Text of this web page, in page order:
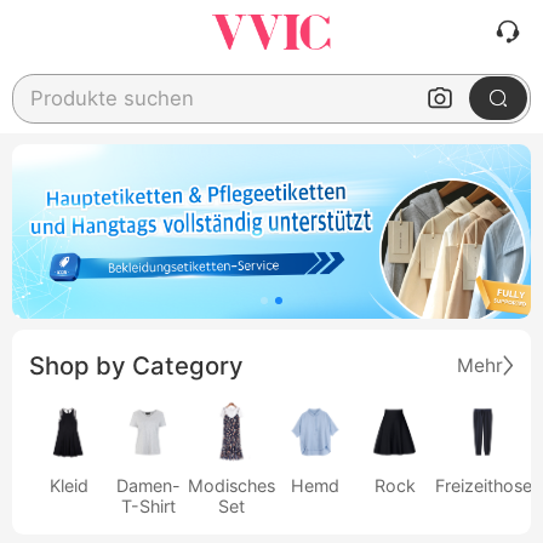
Produkte suchen
Shop by Category Mehr
Kleid
Damen-
T-Shirt
Modisches
Set
Hemd Rock Freizeithose